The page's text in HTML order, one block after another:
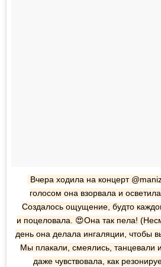
Вчера ходила на концерт
голосом она взорвала и
Создалось ощущение, будто
и поцеловала. 😍Она так пела!
день она делала ингаляции, чтобы
Мы плакали, смеялись, танцевали
даже чувствовала, как